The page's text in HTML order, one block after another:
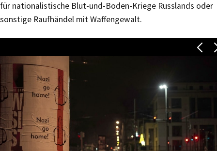
für nationalistische Blut-und-Boden-Kriege Russlands oder
sonstige Raufhändel mit Waffengewalt.